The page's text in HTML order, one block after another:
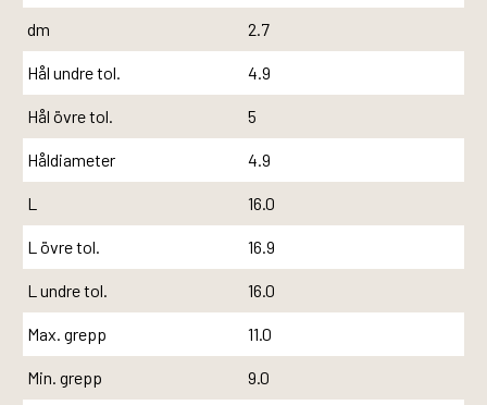
dm 2.7
Hål undre tol. 4.9
Hål övre tol. 5
Håldiameter 4.9
L 16.0
L övre tol. 16.9
L undre tol. 16.0
Max. grepp 11.0
Min. grepp 9.0